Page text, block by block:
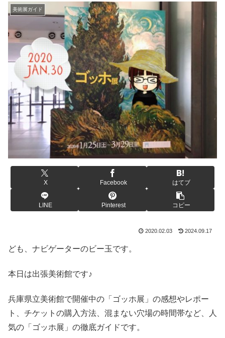
美術展ガイド
X Facebook はてブ
LINE Pinterest コピー
2020.02.03 2024.09.17
ども、ナビゲーターのビー玉です。
本日は出張美術館です♪
兵庫県立美術館で開催中の「ゴッホ展」の感想やレポー
ト、チケットの購入方法、混まない穴場の時間帯など、人
気の「ゴッホ展」の徹底ガイドです。